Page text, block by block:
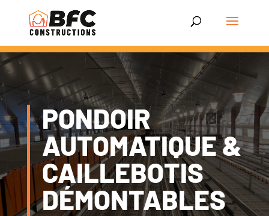
PONDOIR
AUTOMATIQUE &
CAILLEBOTIS
DÉMONTABLES